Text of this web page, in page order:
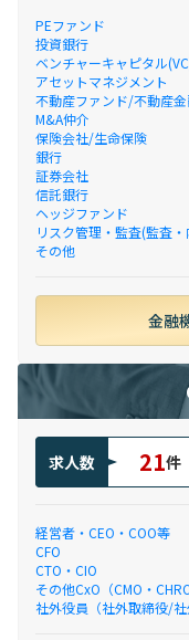
PEファンド
投資銀行
ベンチャーキャピタル
アセットマネジメント
不動産ファンド/不動産
M&A仲介
保険会社/生命保険
銀行
証券会社
信託銀行
ヘッジファンド
リスク管理・監査(監査
その他
金融
求人数 21件
経営者・CEO・COO等
CFO
CTO・CIO
その他CxO（CMO・CHRO
社外役員（社外取締役/社